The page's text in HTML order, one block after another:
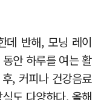
데 반해, 모닝 레이
안 하루를 여는 활
, 커피나 건강음료
도 다양하다. 올해